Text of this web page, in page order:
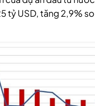
tỷ USD, tăng 2,9%